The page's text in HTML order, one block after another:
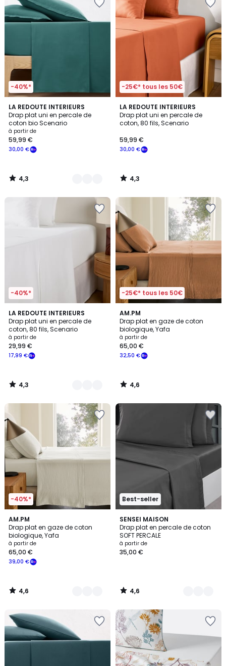
-40%*
LA REDOUTE INTERIEURS
Drap plat uni en percale de
coton bio Scenario
à partir de
30,00 €
59,99 €
4,3
/ 5
11
Couleurs
4,3
/
-25€* tous les 50€
LA REDOUTE INTERIEURS
Drap plat uni en percale de
coton, 80 fils, Scenario
30,00 €
59,99 €
4,3
/ 5
4,3
/
-40%*
LA REDOUTE INTERIEURS
Drap plat uni en percale de
coton, 80 fils, Scenario
à partir de
17,99 €
29,99 €
4,3
/ 5
18
Couleurs
4,3
/
-25€* tous les 50€
AM.PM
Drap plat en gaze de coton
biologique, Yafa
à partir de
32,50 €
65,00 €
4,6
/ 5
4,6
/
-40%*
AM.PM
Drap plat en gaze de coton
biologique, Yafa
à partir de
39,00 €
65,00 €
4,6
/ 5
20
Couleurs
4,6
/
Best-seller
SENSEI MAISON
Drap plat en percale de coton
SOFT PERCALE
à partir de
35,00 €
4,6
/ 5
25
Couleurs
4,6
/